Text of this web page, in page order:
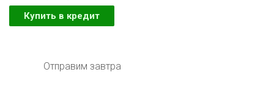
Купить в кредит
Отправим завтра